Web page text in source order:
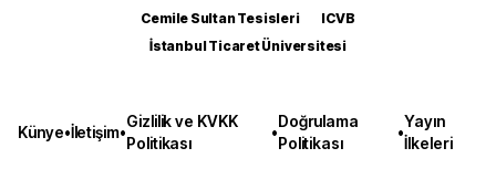
Cemile Sultan Tesisleri
ICVB
İstanbul Ticaret Üniversitesi
Künye•İletişim•
Gizlilik ve KVKK
Politikası
•
Doğrulama
Politikası
•
Yayın
İlkeleri